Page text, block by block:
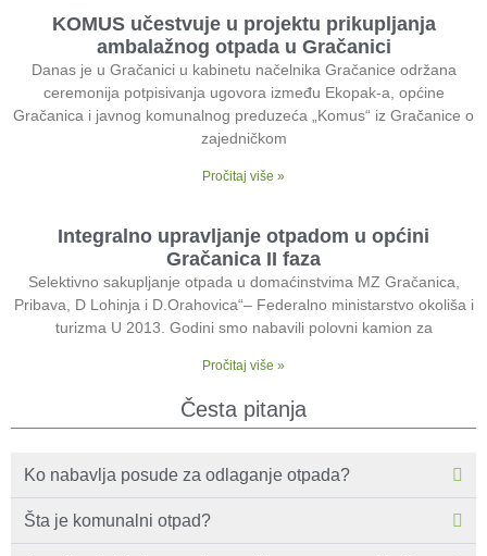
KOMUS učestvuje u projektu prikupljanja
ambalažnog otpada u Gračanici
Danas je u Gračanici u kabinetu načelnika Gračanice održana
ceremonija potpisivanja ugovora između Ekopak-a, općine
Gračanica i javnog komunalnog preduzeća „Komus“ iz Gračanice o
zajedničkom
Pročitaj više »
Integralno upravljanje otpadom u općini
Gračanica II faza
Selektivno sakupljanje otpada u domaćinstvima MZ Gračanica,
Pribava, D Lohinja i D.Orahovica“– Federalno ministarstvo okoliša i
turizma U 2013. Godini smo nabavili polovni kamion za
Pročitaj više »
Česta pitanja
Ko nabavlja posude za odlaganje otpada?
Šta je komunalni otpad?